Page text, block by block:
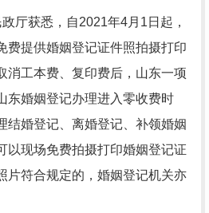
获悉，自2021年4月1日起，
费提供婚姻登记证件照拍摄打印
消工本费、复印费后，山东一项
东婚姻登记办理进入零收费时
结婚登记、离婚登记、补领婚姻
以现场免费拍摄打印婚姻登记证
片符合规定的，婚姻登记机关亦